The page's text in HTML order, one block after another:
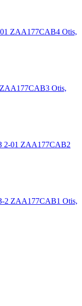
ZAA177CAB4 Otis,
Otis,
2-01 ZAA177CAB2
2 ZAA177CAB1 Otis,